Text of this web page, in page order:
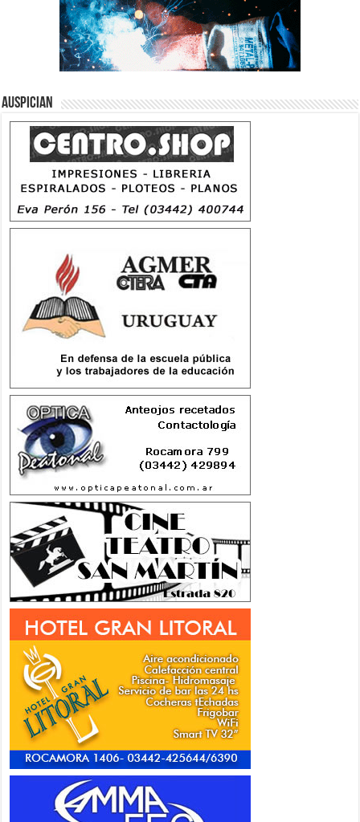
Auspician